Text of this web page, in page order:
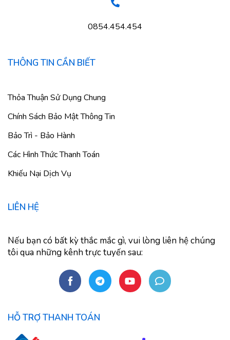
0854.454.454
THÔNG TIN CẦN BIẾT
Thỏa Thuận Sử Dụng Chung
Chính Sách Bảo Mật Thông Tin
Bảo Trì - Bảo Hành
Các Hình Thức Thanh Toán
Khiếu Nại Dịch Vụ
LIÊN HỆ
Nếu bạn có bất kỳ thắc mắc gì, vui lòng liên hệ chúng
tôi qua những kênh trực tuyến sau:
HỖ TRỢ THANH TOÁN